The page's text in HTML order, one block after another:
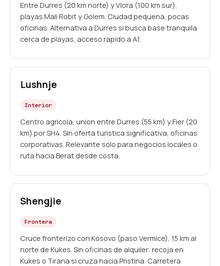
Entre Durres (20 km norte) y Vlora (100 km sur),
playas Mali Robit y Golem. Ciudad pequena, pocas
oficinas. Alternativa a Durres si busca base tranquila
cerca de playas, acceso rapido a A1.
Lushnje
Interior
Centro agricola, union entre Durres (55 km) y Fier (20
km) por SH4. Sin oferta turistica significativa, oficinas
corporativas. Relevante solo para negocios locales o
ruta hacia Berat desde costa.
Shengjie
Frontera
Cruce fronterizo con Kosovo (paso Vermice), 15 km al
norte de Kukes. Sin oficinas de alquiler: recoja en
Kukes o Tirana si cruza hacia Pristina. Carretera